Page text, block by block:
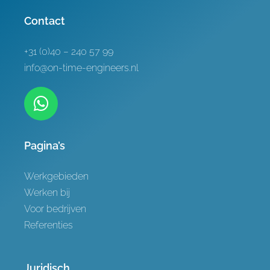
Contact
+31 (0)40 – 240 57 99
info@on-time-engineers.nl
Pagina’s
Werkgebieden
Werken bij
Voor bedrijven
Referenties